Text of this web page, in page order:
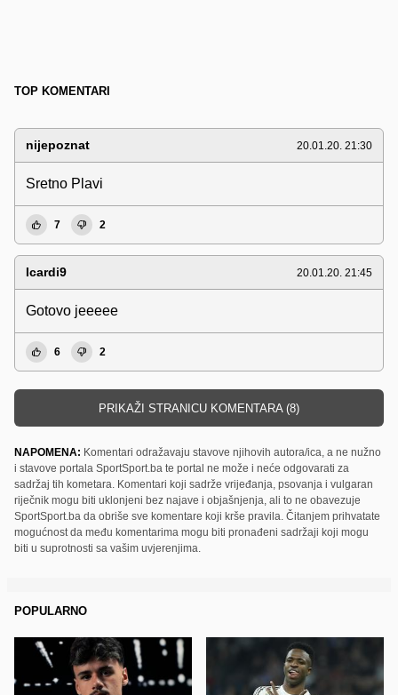
TOP KOMENTARI
nijepoznat 20.01.20. 21:30
Sretno Plavi
7 2
Icardi9 20.01.20. 21:45
Gotovo jeeeee
6 2
PRIKAŽI STRANICU KOMENTARA (8)
NAPOMENA: Komentari odražavaju stavove njihovih autora/ica, a ne nužno
i stavove portala SportSport.ba te portal ne može i neće odgovarati za
sadržaj tih kometara. Komentari koji sadrže vrijeđanja, psovanja i vulgaran
riječnik mogu biti uklonjeni bez najave i objašnjenja, ali to ne obavezuje
SportSport.ba da obriše sve komentare koji krše pravila. Čitanjem prihvatate
mogućnost da među komentarima mogu biti pronađeni sadržaji koji mogu
biti u suprotnosti sa vašim uvjerenjima.
POPULARNO